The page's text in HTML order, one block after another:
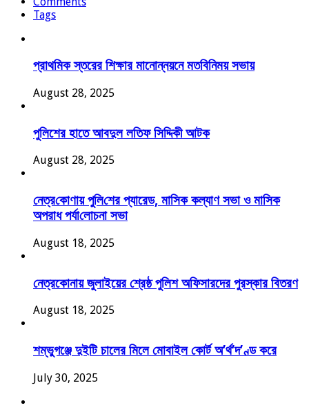
Tags
প্রাথমিক স্তরের শিক্ষার মানোন্নয়নে মতবিনিময় সভায়
August 28, 2025
পুলিশের হাতে আবদুল লতিফ সিদ্দিকী আটক
August 28, 2025
নেত্র‌কোণায় পু‌লি‌শের প্যারেড, মাসিক কল্যাণ সভা ও মাসিক
অপরাধ পর্যা‌লোচনা সভা
August 18, 2025
নেত্রকোনায় জুলাইয়ের শ্রেষ্ঠ পুলিশ অফিসারদের পুরস্কার বিতরণ
August 18, 2025
শম্ভুগঞ্জে দুইটি চালের মিলে মোবাইল কোর্ট অ’র্থ’দ’ণ্ড করে
July 30, 2025